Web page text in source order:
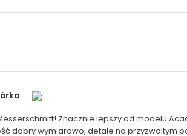
Znacznie lepszy od modelu
dobry wymiarowo, detale na przyzwoitym